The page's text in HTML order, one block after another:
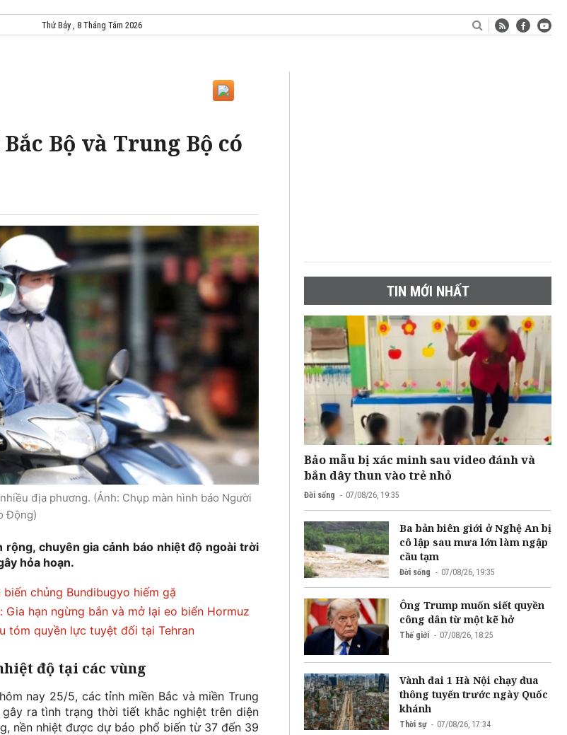
Thứ Bảy , 8 Tháng Tám 2026
Bộ và Trung Bộ có
địa phương. (Ảnh: Chụp màn hình báo Người
Động)
chuyên gia cảnh báo nhiệt độ ngoài trời
hỏa hoạn.
chủng Bundibugyo hiếm gặ
hạn ngừng bắn và mở lại eo biển Hormuz
tóm quyền lực tuyệt đối tại Tehran
độ tại các vùng
nay 25/5, các tỉnh miền Bắc và miền Trung
ra tình trạng thời tiết khắc nghiệt trên diện
nền nhiệt được dự báo phổ biến từ 37 đến 39
TIN MỚI NHẤT
Bảo mẫu bị xác minh sau video đánh và
bắn dây thun vào trẻ nhỏ
Đời sống 07/08/26, 19:35
Ba bản biên giới ở Nghệ An bị
cô lập sau mưa lớn làm ngập
cầu tạm
Đời sống 07/08/26, 19:35
Ông Trump muốn siết quyền
công dân từ một kẽ hở
Thế giới 07/08/26, 18:25
Vành đai 1 Hà Nội chạy đua
thông tuyến trước ngày Quốc
khánh
Thời sự 07/08/26, 17:34